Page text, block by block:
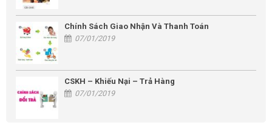
Chính Sách Giao Nhận Và Thanh Toán
07/01/2019
CSKH – Khiếu Nại – Trả Hàng
07/01/2019